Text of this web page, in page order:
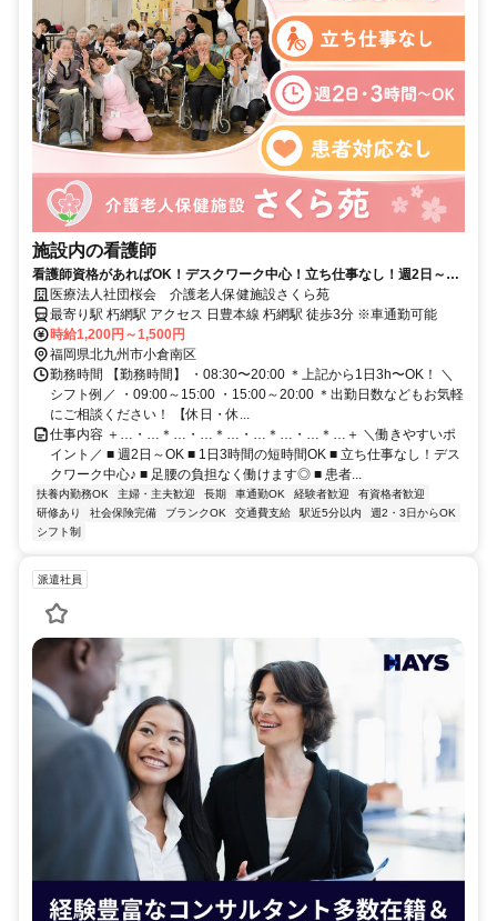
施設内の看護師
看護師資格があればOK！デスクワーク中心！立ち仕事なし！週2日～×
短時間！
医療法人社団桜会 介護老人保健施設さくら苑
最寄り駅 朽網駅 アクセス 日豊本線 朽網駅 徒歩3分 ※車通勤可能
時給1,200円～1,500円
福岡県北九州市小倉南区
勤務時間 【勤務時間】 ・08:30〜20:00 ＊上記から1日3h〜OK！ ＼
シフト例／ ・09:00～15:00 ・15:00～20:00 ＊出勤日数などもお気軽
にご相談ください！ 【休日・休...
仕事内容 ＋…・…＊…・…＊…・…＊…・…＊…＋ ＼働きやすいポ
イント／ ■ 週2日～OK ■ 1日3時間の短時間OK ■ 立ち仕事なし！デス
クワーク中心♪ ■ 足腰の負担なく働けます◎ ■ 患者...
扶養内勤務OK 主婦・主夫歓迎 長期 車通勤OK 経験者歓迎
有資格者歓迎
研修あり
社会保険完備 ブランクOK 交通費支給 駅近5分以内
週2・3日からOK
シフト制
派遣社員